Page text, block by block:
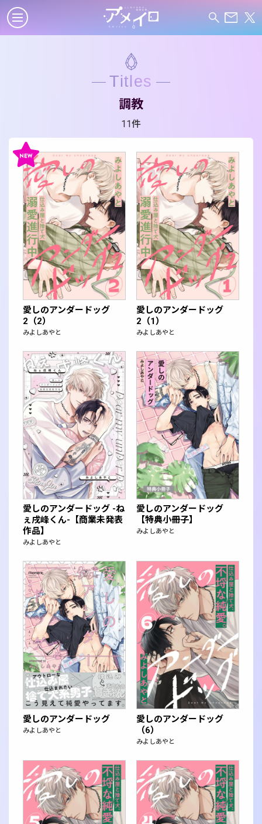
Titles
調教
11件
愛しのアンダードッグ
2（2）
みよしあやと
愛しのアンダードッグ
2（1）
みよしあやと
愛しのアンダードッグ -ね
ぇ戌峰くん-【商業未発表
作品】
みよしあやと
愛しのアンダードッグ
【特典小冊子】
みよしあやと
愛しのアンダードッグ
みよしあやと
愛しのアンダードッグ
（6）
みよしあやと